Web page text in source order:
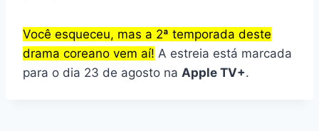
Você esqueceu, mas a 2ª temporada deste
drama coreano vem aí! A estreia está marcada
para o dia 23 de agosto na Apple TV+.